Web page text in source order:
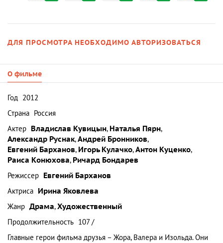
ДЛЯ ПРОСМОТРА НЕОБХОДИМО АВТОРИЗОВАТЬСЯ
О фильме
Год 2012
Страна Россия
Актер Владислав Кувицын, Наталья Пярн,
Александр Руснак,Андрей Бронников,
Евгений Барханов, Игорь Кулачко,Антон Куценко,
Раиса Конюхова, Ричард Бондарев
Режиссер Евгений Барханов
Актриса Ирина Яковлева
Жанр Драма,Художественный
Продолжительность 107 /
Главные герои фильма друзья – Жора, Валера и Изольда. Они